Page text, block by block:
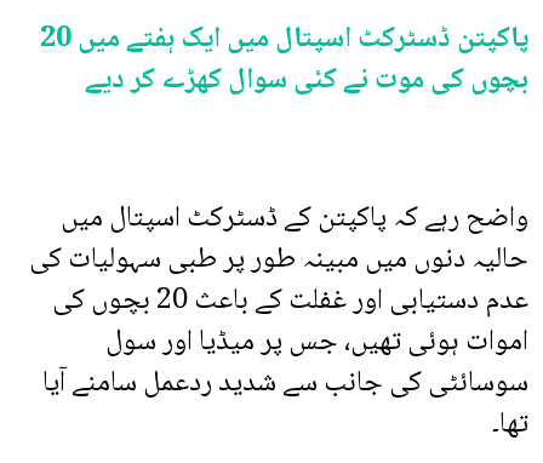
پاکپتن ڈسٹرکٹ اسپتال میں ایک ہفتے میں 20
بچوں کی موت نے کئی سوال کھڑے کر دیے
واضح رہے کہ پاکپتن کے ڈسٹرکٹ اسپتال میں
حالیہ دنوں میں مبینہ طور پر طبی سہولیات کی
عدم دستیابی اور غفلت کے باعث 20 بچوں کی
اموات ہوئی تھیں، جس پر میڈیا اور سول
سوسائٹی کی جانب سے شدید ردعمل سامنے آیا
تھا۔